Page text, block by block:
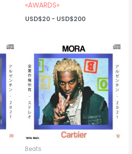
«AWARDS»
USD$20 - USD$200Rango
USD$20
hasta
USD$200
Beats